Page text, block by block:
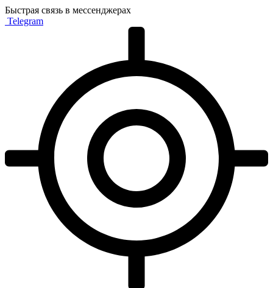
Быстрая связь в мессенджерах
Telegram